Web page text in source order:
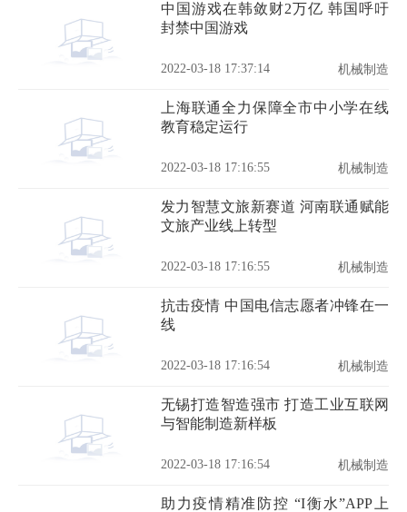
中国游戏在韩敛财2万亿 韩国呼吁
封禁中国游戏
2022-03-18 17:37:14 机械制造
上海联通全力保障全市中小学在线
教育稳定运行
2022-03-18 17:16:55 机械制造
发力智慧文旅新赛道 河南联通赋能
文旅产业线上转型
2022-03-18 17:16:55 机械制造
抗击疫情 中国电信志愿者冲锋在一
线
2022-03-18 17:16:54 机械制造
无锡打造智造强市 打造工业互联网
与智能制造新样板
2022-03-18 17:16:54 机械制造
助力疫情精准防控 “I衡水”APP上